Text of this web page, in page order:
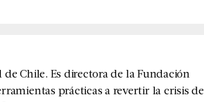
de Chile. Es directora de la Fundación
prácticas a revertir la crisis de